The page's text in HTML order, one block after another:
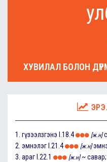
ХУВИЛАЛ БОЛОН
1. гүзээлзгэнэ I.18.4 [ж.н]
2. эмнэлэг I.21.4 [ж.н]
3. араг I.22.1 [ж.н] ~